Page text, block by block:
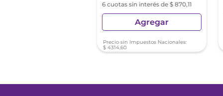
6 cuotas sin interés de $ 870,11
Agregar
Precio sin Impuestos Nacionales:
$ 4314,60